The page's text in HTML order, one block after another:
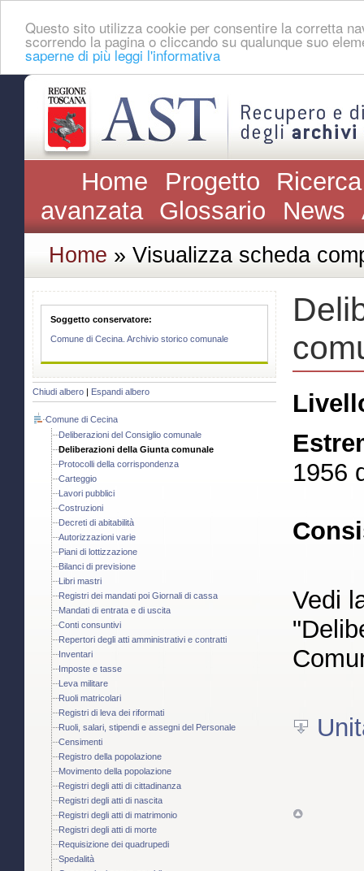
Questo sito utilizza cookie per consentire la corretta
scorrendo la pagina o cliccando su qualunque suo
saperne di più leggi l'informativa
Home Progetto
avanzata Glossario News
Home » Visualizza scheda
Soggetto conservatore:
Comune di Cecina. Archivio storico comunale
Chiudi albero Espandi albero
Comune di Cecina
Deliberazioni del Consiglio comunale
Deliberazioni della Giunta comunale
Protocolli della corrispondenza
Carteggio
Lavori pubblici
Costruzioni
Decreti di abitabilità
Autorizzazioni varie
Piani di lottizzazione
Bilanci di previsione
Libri mastri
Registri dei mandati poi Giornali di cassa
Mandati di entrata e di uscita
Conti consuntivi
Repertori degli atti amministrativi e contratti
Inventari
Imposte e tasse
Leva militare
Ruoli matricolari
Registri di leva dei riformati
Ruoli, salari, stipendi e assegni del Personale
Censimenti
Registro della popolazione
Movimento della popolazione
Registri degli atti di cittadinanza
Registri degli atti di nascita
Registri degli atti di matrimonio
Registri degli atti di morte
Requisizione dei quadrupedi
Spedalità
1956
Vedi